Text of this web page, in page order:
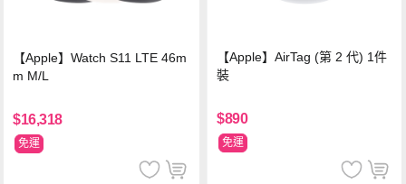
【Apple】Watch S11 LTE 46m
m M/L
$16,318
免運
【Apple】AirTag (第 2 代) 1件
裝
$890
免運